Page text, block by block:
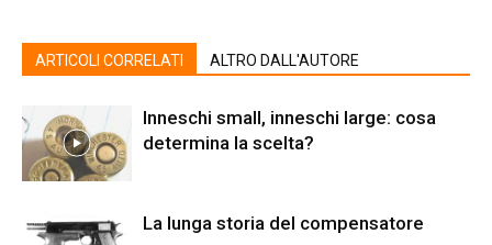
ARTICOLI CORRELATI ALTRO DALL'AUTORE
Inneschi small, inneschi large: cosa
determina la scelta?
La lunga storia del compensatore